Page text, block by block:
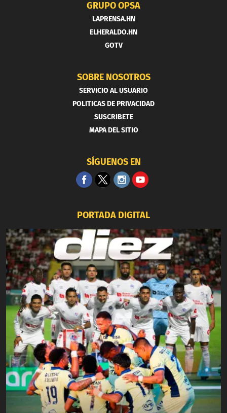
GRUPO OPSA
LAPRENSA.HN
ELHERALDO.HN
GOTV
SOBRE NOSOTROS
SERVICIO AL USUARIO
POLITICAS DE PRIVACIDAD
SUSCRIBETE
MAPA DEL SITIO
SÍGUENOS EN
PORTADA DIGITAL